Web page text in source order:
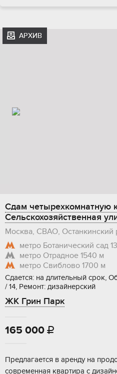
АРХИВ
Сдам четырехкомнатную
Сельскохозяйственная
Москва, СВАО, Останкинский
метро Ботанический сад
метро Отрадное 1540 м
метро Свиблово 1700 м
Сдается: на длительный срок,
/ 14, Ремонт: дизайнерский
ЖК Грин Парк
165 000 
Предлагается в аренду на
современная квартира с